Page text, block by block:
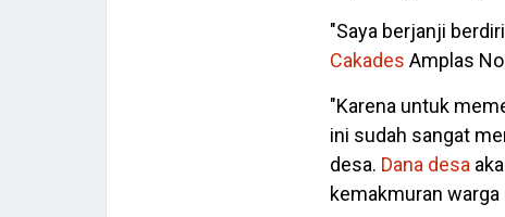
"Saya berjanji
Cakades Amplas
"Karena untuk
ini sudah sangat
desa. Dana desa
kemakmuran warga